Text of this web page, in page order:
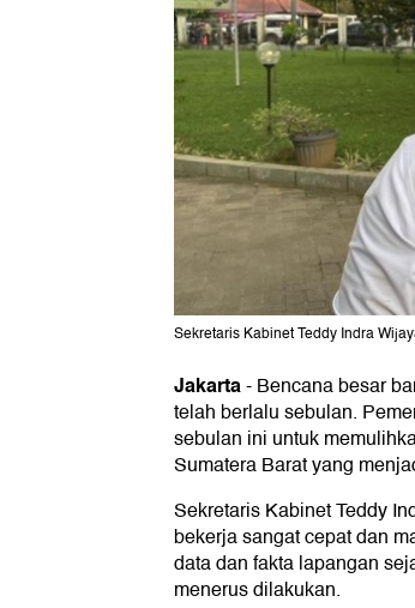
Sekretaris Kabinet Teddy Indra
Jakarta-Bencana besar
telah berlalu sebulan.
sebulan ini untuk
Sumatera Barat yang
Sekretaris Kabinet Teddy
bekerja sangat cepat dan
data dan fakta lapangan
menerus dilakukan.